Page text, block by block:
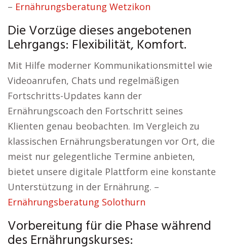
– Ernährungsberatung Wetzikon
Die Vorzüge dieses angebotenen
Lehrgangs: Flexibilität, Komfort.
Mit Hilfe moderner Kommunikationsmittel wie
Videoanrufen, Chats und regelmäßigen
Fortschritts-Updates kann der
Ernährungscoach den Fortschritt seines
Klienten genau beobachten. Im Vergleich zu
klassischen Ernährungsberatungen vor Ort, die
meist nur gelegentliche Termine anbieten,
bietet unsere digitale Plattform eine konstante
Unterstützung in der Ernährung. –
Ernährungsberatung Solothurn
Vorbereitung für die Phase während
des Ernährungskurses: